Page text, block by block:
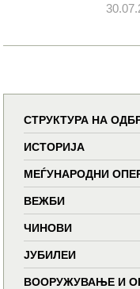
СТРУКТУРА НА
ИСТОРИЈА
МЕЃУНАРОДНИ
ВЕЖБИ
ЧИНОВИ
ЈУБИЛЕИ
ВООРУЖУВАЊЕ И